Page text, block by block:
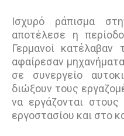
Ισχυρό ράπισμα
αποτέλεσε η
Γερμανοί κατέλαβαν
αφαίρεσαν
σε συνεργείο
διώξουν τους
να εργάζονται
εργοστασίου και στο